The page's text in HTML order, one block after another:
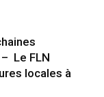
Le FLN
locales à